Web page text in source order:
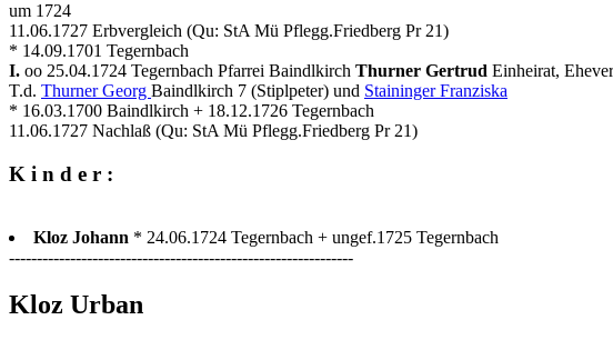
um 1724
11.06.1727 Erbvergleich (Qu: StA Mü Pflegg.Friedberg Pr 21)
* 14.09.1701 Tegernbach
I. oo 25.04.1724 Tegernbach Pfarrei Baindlkirch Thurner Gertrud Einheirat,
T.d. Thurner Georg Baindlkirch 7 (Stiplpeter) und Staininger Franziska
* 16.03.1700 Baindlkirch + 18.12.1726 Tegernbach
11.06.1727 Nachlaß (Qu: StA Mü Pflegg.Friedberg Pr 21)
K i n d e r :
Kloz Johann * 24.06.1724 Tegernbach + ungef.1725 Tegernbach
--------------------------------------------------------------
Kloz Urban